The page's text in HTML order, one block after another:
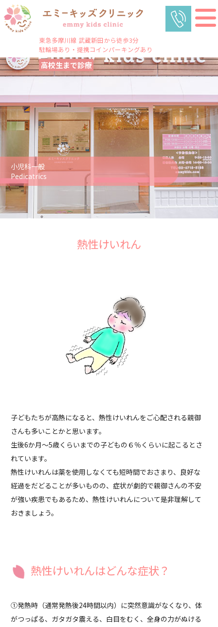
東急多摩川線 武蔵新田から徒歩3分
駐輪場あり・提携コインパーキングあり
高校生まで診療
小児科一般
Pedicatrics
熱性けいれん
子どもたちが高熱になると、熱性けいれんをご心配される親御
さんも多いことかと思います。
生後6か月～5歳くらいまでの子どもの６％くらいに起こるとさ
れています。
熱性けいれんは薬を使用しなくても短時間でおさまり、良好な
経過をだどることが多いものの、症状が劇的で親御さんの不安
が強い疾患でもあるため、熱性けいれんについて是非理解して
おきましょう。
熱性けいれんはどんな症状？
①発熱時（通常発熱後24時間以内）に突然意識がなくなり、体
がつっぱる、ガタガタ震える、白目をむく、全身の力がぬける